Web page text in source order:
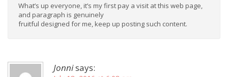
What’s up everyone, it’s my first pay a visit at this web page,
and paragraph is genuinely
fruitful designed for me, keep up posting such content.
Jonnisays: